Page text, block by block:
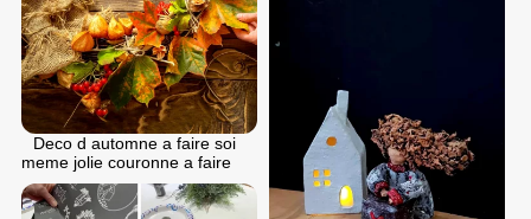
Deco d automne a faire soi
meme jolie couronne a faire